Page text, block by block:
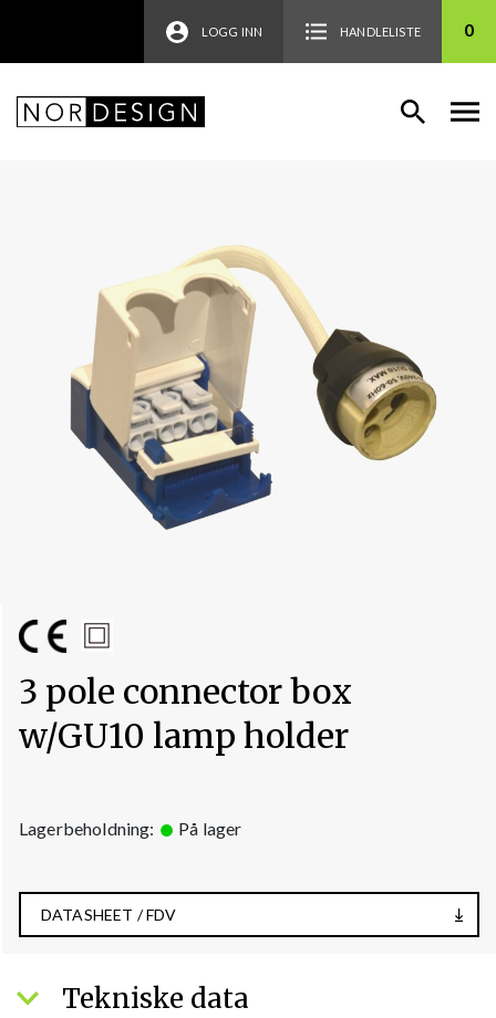
LOGG INN HANDLELISTE 0
3 pole connector box
w/GU10 lamp holder
Lagerbeholdning: På lager
DATASHEET / FDV
Tekniske data